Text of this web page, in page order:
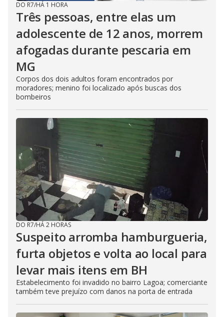
DO R7/HÁ 1 HORA
Três pessoas, entre elas um
adolescente de 12 anos, morrem
afogadas durante pescaria em
MG
Corpos dos dois adultos foram encontrados por
moradores; menino foi localizado após buscas dos
bombeiros
DO R7/HÁ 2 HORAS
Suspeito arromba hamburgueria,
furta objetos e volta ao local para
levar mais itens em BH
Estabelecimento foi invadido no bairro Lagoa; comerciante
também teve prejuízo com danos na porta de entrada